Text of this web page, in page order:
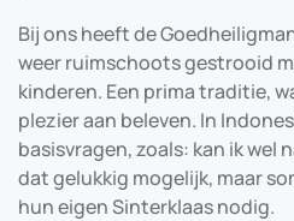
Bij ons heeft de
weer ruimschoots gestrooid
kinderen. Een prima traditie,
plezier aan beleven. In
basisvragen, zoals: kan ik wel
dat gelukkig mogelijk, maar
hun eigen Sinterklaas nodig.